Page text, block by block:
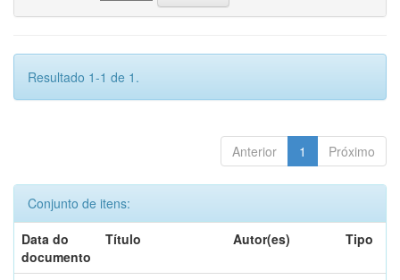
Resultado 1-1 de 1.
Anterior 1 Próximo
Conjunto de itens:
Data do
documento
Título Autor(es) Tipo